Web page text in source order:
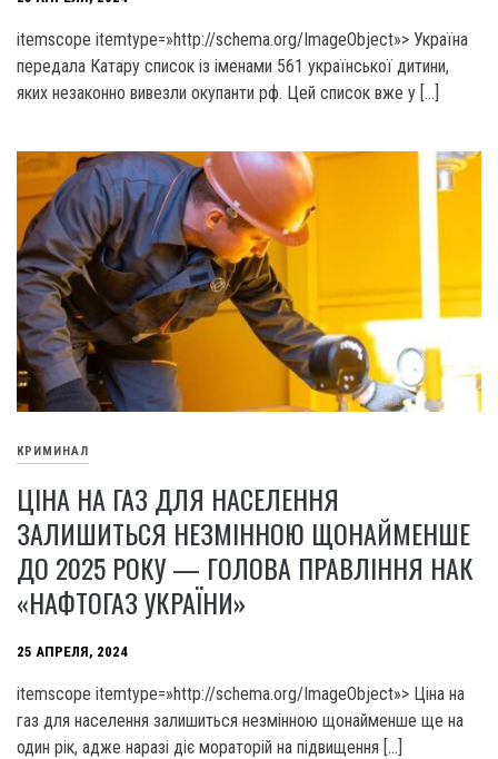
itemscope itemtype=»http://schema.org/ImageObject»> Україна
передала Катару список із іменами 561 української дитини,
яких незаконно вивезли окупанти рф. Цей список вже у […]
КРИМИНАЛ
ЦІНА НА ГАЗ ДЛЯ НАСЕЛЕННЯ
ЗАЛИШИТЬСЯ НЕЗМІННОЮ ЩОНАЙМЕНШЕ
ДО 2025 РОКУ — ГОЛОВА ПРАВЛІННЯ НАК
«НАФТОГАЗ УКРАЇНИ»
25 АПРЕЛЯ, 2024
itemscope itemtype=»http://schema.org/ImageObject»> Ціна на
газ для населення залишиться незмінною щонайменше ще на
один рік, адже наразі діє мораторій на підвищення […]